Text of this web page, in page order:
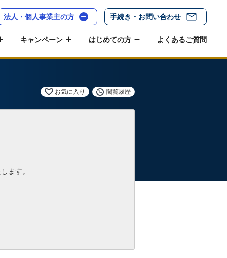
法人・個人事業主の方 手続き・お問い合わせ
キャンペーン はじめての方 よくあるご質問
お気に入り 閲覧履歴
ます。